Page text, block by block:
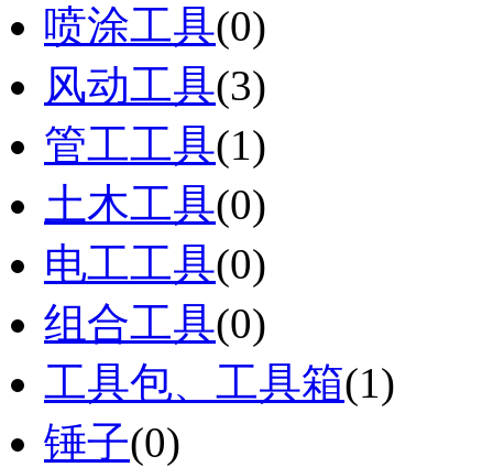
喷涂工具(0)
风动工具(3)
管工工具(1)
土木工具(0)
电工工具(0)
组合工具(0)
工具包、工具箱(1)
锤子(0)